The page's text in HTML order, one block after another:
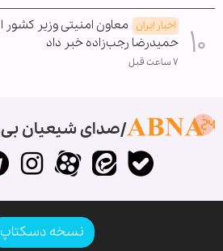
اخبار ایران معاون امنیتی وزیر کشور
حمیدرضا رجب‌زاده خبر داد
۷ ساعت قبل
صدای شیعیان
نسخه دسکتاپ